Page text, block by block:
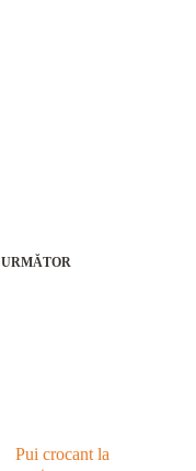
URMĂTOR
Pui crocant la